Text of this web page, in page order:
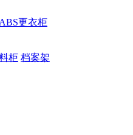
ABS更衣柜
柜 档案架